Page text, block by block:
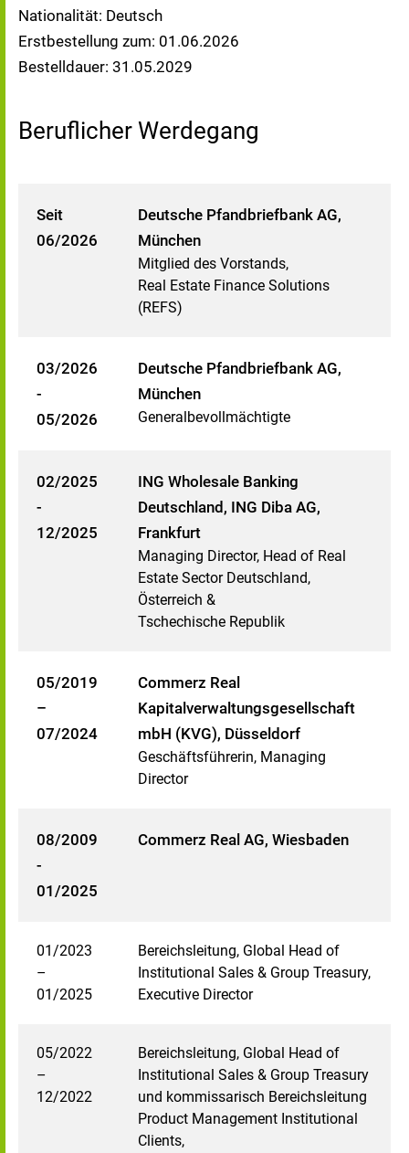
Nationalität: Deutsch
Erstbestellung zum: 01.06.2026
Bestelldauer: 31.05.2029
Beruflicher Werdegang
Seit
06/2026
Deutsche Pfandbriefbank AG,
München
Mitglied des Vorstands,
Real Estate Finance Solutions
(REFS)
03/2026
-
05/2026
Deutsche Pfandbriefbank AG,
München
Generalbevollmächtigte
02/2025
-
12/2025
ING Wholesale Banking
Deutschland, ING Diba AG,
Frankfurt
Managing Director, Head of Real
Estate Sector Deutschland,
Österreich &
Tschechische Republik
05/2019
–
07/2024
Commerz Real
Kapitalverwaltungsgesellschaft
mbH (KVG), Düsseldorf
Geschäftsführerin, Managing
Director
08/2009
-
01/2025
Commerz Real AG, Wiesbaden
01/2023
–
01/2025
Bereichsleitung, Global Head of
Institutional Sales & Group Treasury,
Executive Director
05/2022
–
12/2022
Bereichsleitung, Global Head of
Institutional Sales & Group Treasury
und kommissarisch Bereichsleitung
Product Management Institutional
Clients,